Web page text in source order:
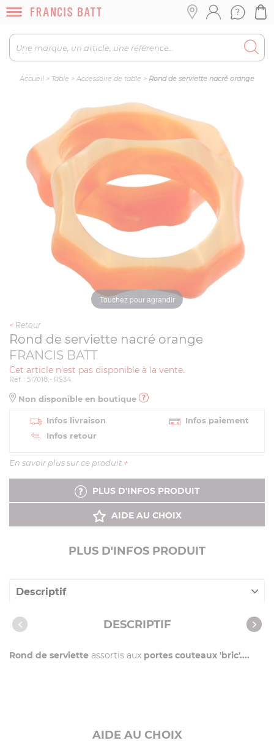
Accueil > Table > Accessoire de table > Rond de serviette nacré orange
Touchez pour agrandir
< Retour
Rond de serviette nacré orange
FRANCIS BATT
Cet article n'est pas disponible à la vente.
Réf. : 517018 - RS34
Non disponible en boutique
Infos livraison
Infos paiement
Infos retour
En savoir plus sur ce produit +
PLUS D'INFOS PRODUIT
AIDE AU CHOIX
PLUS D'INFOS PRODUIT
Descriptif
Caractéristiques DESCRIPTIF
Rond de serviette assortis aux portes couteaux 'bric'....
AIDE AU CHOIX